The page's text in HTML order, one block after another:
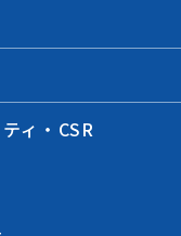
ィ・CSR